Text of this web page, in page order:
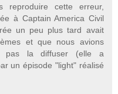
cette erreur,
à Captain America Civil
un peu plus tard avait
et que nous avions
pas la diffuser (elle a
un épisode "light" réalisé